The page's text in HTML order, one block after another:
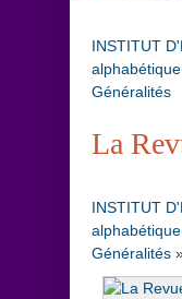
INSTITUT
alphabétique
Généralités
La
INSTITUT
alphabétique
Généralités